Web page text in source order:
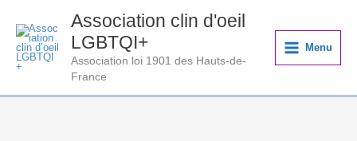
contenu
Association clin d'oeil
LGBTQI+
Association loi 1901 des Hauts-de-
France
Menu